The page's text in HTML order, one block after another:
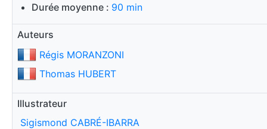
Durée moyenne : 90 min
Auteurs
Régis MORANZONI
Thomas HUBERT
Illustrateur
Sigismond CABRÉ-IBARRA